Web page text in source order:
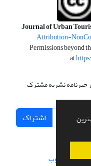
Journal of Urban
Attribution-
Permissions beyond
at
خبرنامه نشریه مشترک
اشتراک
از سیناوب